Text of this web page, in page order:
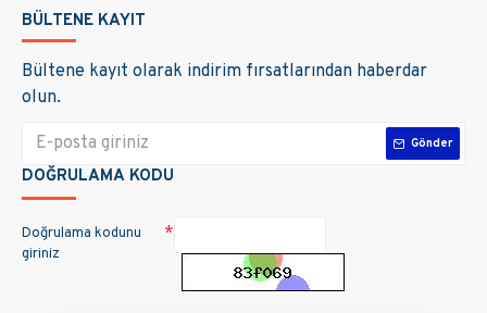
BÜLTENE KAYIT
Bültene kayıt olarak indirim fırsatlarından haberdar
olun.
Gönder
DOĞRULAMA KODU
Doğrulama kodunu
giriniz